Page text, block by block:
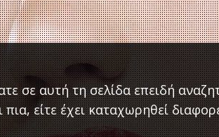
σε αυτή τη σελίδα επειδή
πια, είτε έχει καταχωρηθεί